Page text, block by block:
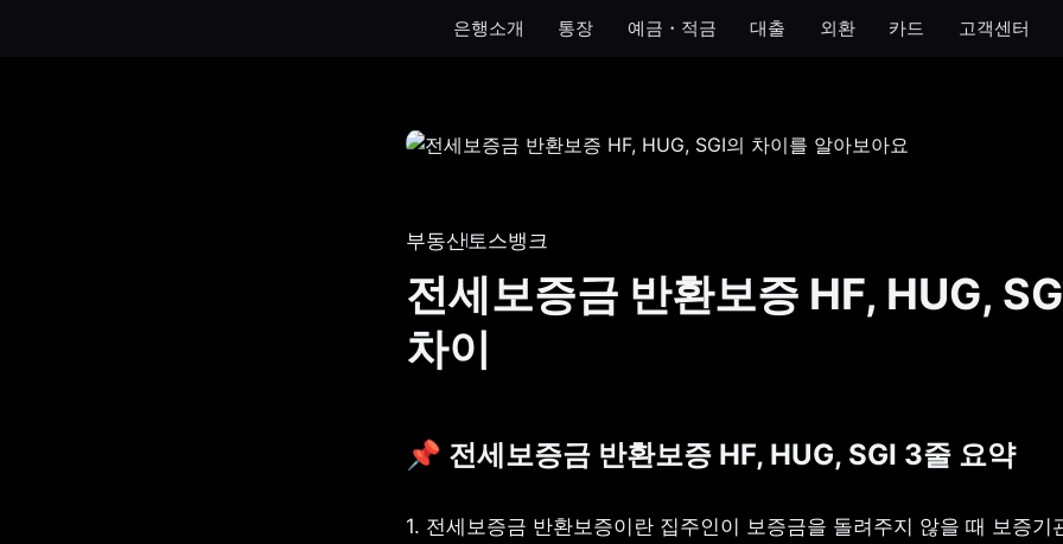
은행소개 통장 예금・적금 대출 외환 카드 고객센터
토스뱅크 통장
게임 저금통
생계비보호 통장
모임 통장아이 통장 개인사업자 통장
부동산 토스뱅크
전세보증금 반환보증 HF, HUG,
차이
📌 전세보증금 반환보증 HF, HUG, SGI 3줄 요약
1. 전세보증금 반환보증이란 집주인이 보증금을 돌려주지 않을 때 보증기